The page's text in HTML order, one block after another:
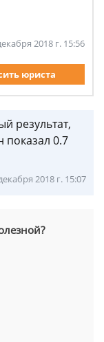
2018 г. 15:56
юриста
результат,
показал 0.7
2018 г. 15:07